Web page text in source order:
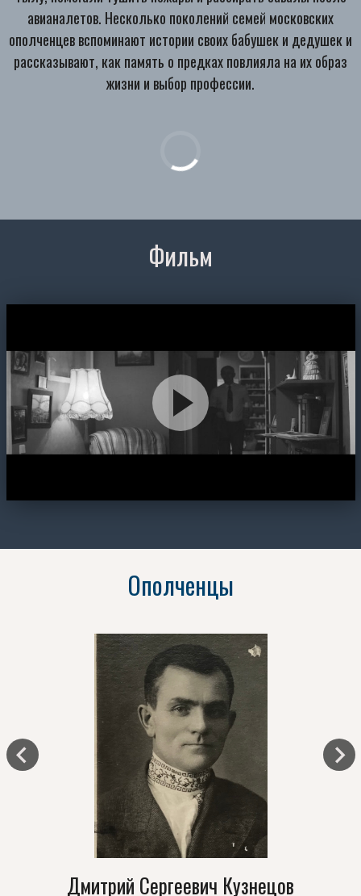
авианалетов. Несколько поколений семей московских
ополченцев вспоминают истории своих бабушек и дедушек и
рассказывают, как память о предках повлияла на их образ
жизни и выбор профессии.
Фильм
Ополченцы
Дмитрий Сергеевич Кузнецов